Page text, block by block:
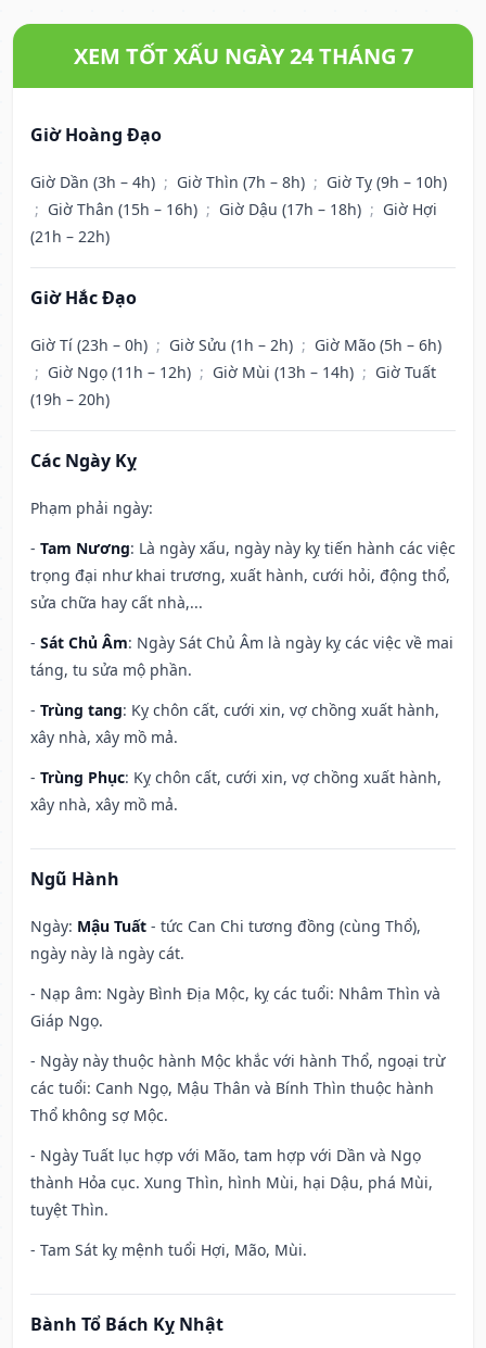
XEM TỐT XẤU NGÀY 24 THÁNG 7
Giờ Hoàng Đạo
Giờ Dần (3h – 4h) ; Giờ Thìn (7h – 8h) ; Giờ Tỵ (9h – 10h)
; Giờ Thân (15h – 16h) ; Giờ Dậu (17h – 18h) ; Giờ Hợi
(21h – 22h)
Giờ Hắc Đạo
Giờ Tí (23h – 0h) ; Giờ Sửu (1h – 2h) ; Giờ Mão (5h – 6h)
; Giờ Ngọ (11h – 12h) ; Giờ Mùi (13h – 14h) ; Giờ Tuất
(19h – 20h)
Các Ngày Kỵ
Phạm phải ngày:
- Tam Nương: Là ngày xấu, ngày này kỵ tiến hành các việc
trọng đại như khai trương, xuất hành, cưới hỏi, động thổ,
sửa chữa hay cất nhà,...
- Sát Chủ Âm: Ngày Sát Chủ Âm là ngày kỵ các việc về mai
táng, tu sửa mộ phần.
- Trùng tang: Kỵ chôn cất, cưới xin, vợ chồng xuất hành,
xây nhà, xây mồ mả.
- Trùng Phục: Kỵ chôn cất, cưới xin, vợ chồng xuất hành,
xây nhà, xây mồ mả.
Ngũ Hành
Ngày: Mậu Tuất - tức Can Chi tương đồng (cùng Thổ),
ngày này là ngày cát.
- Nạp âm: Ngày Bình Địa Mộc, kỵ các tuổi: Nhâm Thìn và
Giáp Ngọ.
- Ngày này thuộc hành Mộc khắc với hành Thổ, ngoại trừ
các tuổi: Canh Ngọ, Mậu Thân và Bính Thìn thuộc hành
Thổ không sợ Mộc.
- Ngày Tuất lục hợp với Mão, tam hợp với Dần và Ngọ
thành Hỏa cục. Xung Thìn, hình Mùi, hại Dậu, phá Mùi,
tuyệt Thìn.
- Tam Sát kỵ mệnh tuổi Hợi, Mão, Mùi.
Bành Tổ Bách Kỵ Nhật